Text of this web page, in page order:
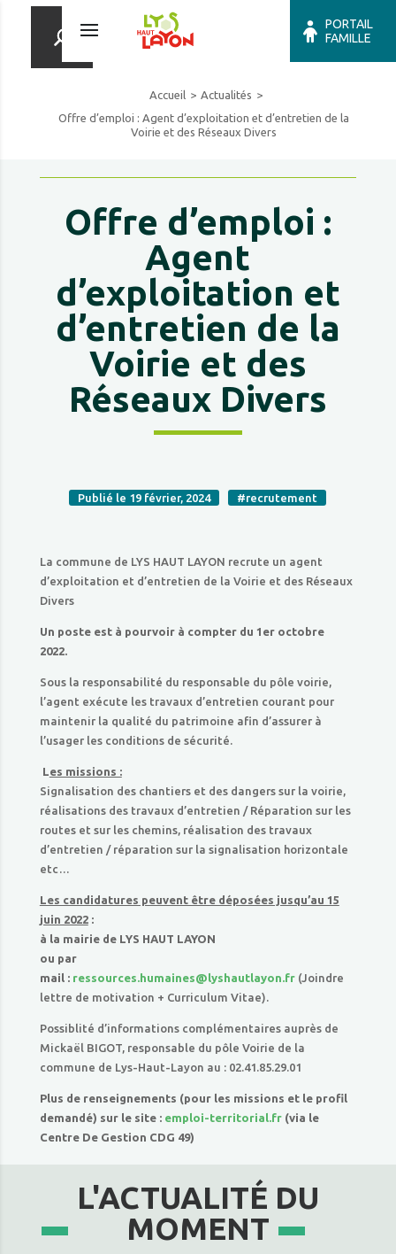
PORTAIL
FAMILLE
Accueil
Actualités
Offre d’emploi : Agent d’exploitation et d’entretien de la
Voirie et des Réseaux Divers
Offre d’emploi :
Agent
d’exploitation et
d’entretien de la
Voirie et des
Réseaux Divers
Publié le 19 février, 2024 #recrutement
La commune de LYS HAUT LAYON recrute un agent
d’exploitation et d’entretien de la Voirie et des Réseaux
Divers
Un poste est à pourvoir à compter du 1er octobre
2022.
Sous la responsabilité du responsable du pôle voirie,
l’agent exécute les travaux d’entretien courant pour
maintenir la qualité du patrimoine afin d’assurer à
l’usager les conditions de sécurité.
Les missions :
Signalisation des chantiers et des dangers sur la voirie,
réalisations des travaux d’entretien / Réparation sur les
routes et sur les chemins, réalisation des travaux
d’entretien / réparation sur la signalisation horizontale
etc…
Les candidatures peuvent être déposées jusqu’au 15
juin 2022:
à la mairie de LYS HAUT LAYON
ou par
mail : ressources.humaines@lyshautlayon.fr (Joindre
lettre de motivation + Curriculum Vitae).
Possiblité d’informations complémentaires auprès de
Mickaël BIGOT, responsable du pôle Voirie de la
commune de Lys-Haut-Layon au : 02.41.85.29.01
Plus de renseignements (pour les missions et le profil
demandé) sur le site : emploi-territorial.fr(via le
Centre De Gestion CDG 49)
L'ACTUALITÉ DU
MOMENT